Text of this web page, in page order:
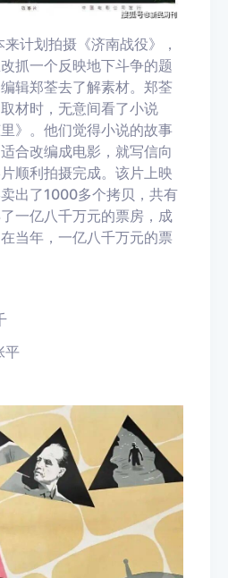
计划拍摄《济南战役》，
抓一个反映地下斗争的题
辑郑荃去了解素材。郑荃
材时，无意间看了小说
》。他们觉得小说的故事
合改编成电影，就写信向
顺利拍摄完成。该片上映
出了1000多个拷贝，共有
一亿八千万元的票房，成
当年，一亿八千万元的票
平